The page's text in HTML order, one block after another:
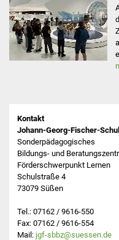
Kontakt
Johann-Georg-Fischer-
Sonderpädagogisches
Bildungs- und
Förderschwerpunkt Lernen
Schulstraße 4
73079 Süßen
Tel.: 07162 / 9616-550
Fax: 07162 / 9616-554
Mail: jgf-sbbz@suessen.de